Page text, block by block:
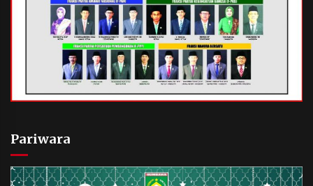
Pariwara